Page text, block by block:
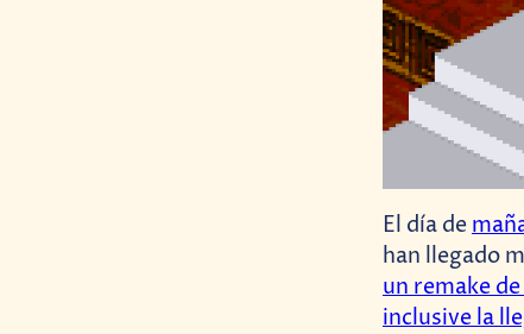
El día de
han llegado
un remake de
inclusive la